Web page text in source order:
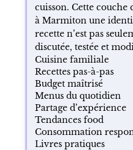
cuisson. Cette
à Marmiton une
recette n’est pas
discutée, testée et
Cuisine familiale
Recettes pas-à-pas
Budget maîtrisé
Menus du quotidien
Partage d’expérience
Tendances food
Consommation
Livres pratiques